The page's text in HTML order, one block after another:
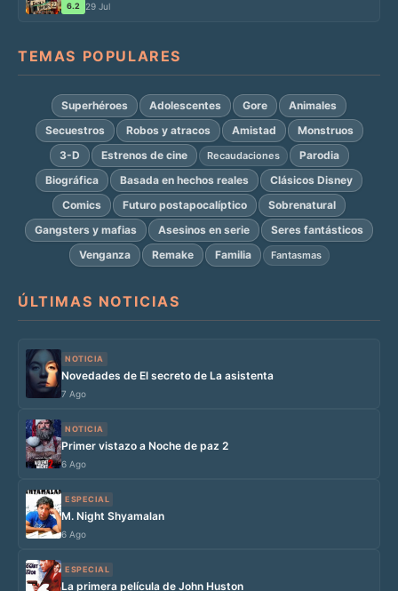
6.2 29 Jul
TEMAS POPULARES
Superhéroes Adolescentes Gore
Animales
Secuestros
Robos y atracos Amistad
Monstruos
3-D
Estrenos de cine Recaudaciones
Parodia
Biográfica
Basada en hechos reales
Clásicos Disney
Comics
Futuro postapocalíptico
Sobrenatural
Gangsters y mafias
Asesinos en serie
Seres fantásticos
Venganza
Remake Familia Fantasmas
ÚLTIMAS NOTICIAS
NOTICIA
Novedades de El secreto de La asistenta
7 Ago
NOTICIA
Primer vistazo a Noche de paz 2
6 Ago
ESPECIAL
M. Night Shyamalan
6 Ago
ESPECIAL
La primera película de John Huston